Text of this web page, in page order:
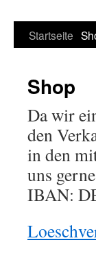
Startseite
Shop
Da wir
den
in den
uns
IBAN: